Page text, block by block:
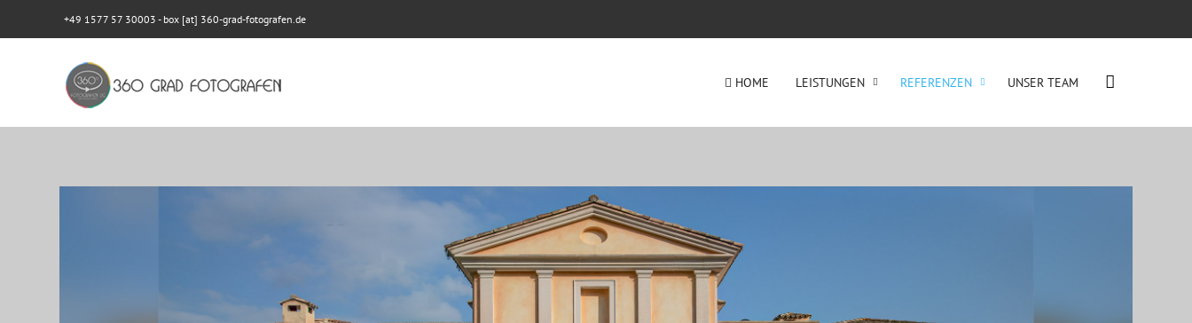
+49 1577 57 30003 - box [at] 360-grad-fotografen.de
HOME LEISTUNGEN REFERENZEN UNSER TEAM